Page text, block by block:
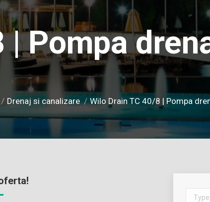
Pompa
Drenaj si canalizare Wilo Drain TC 40/8 | Pompa
Search: